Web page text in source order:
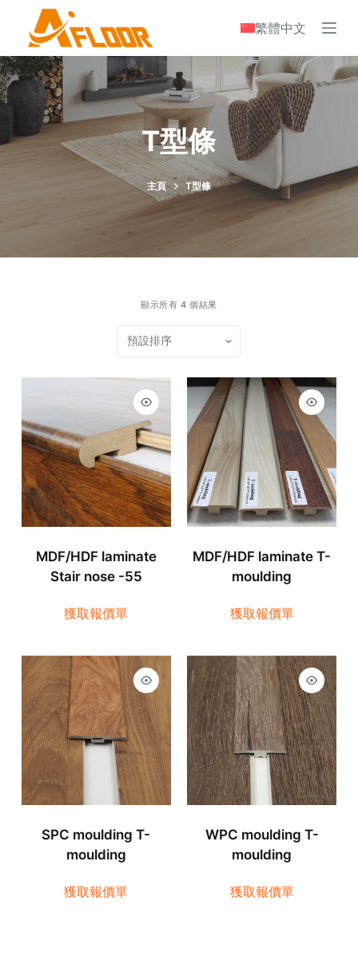
i
p
c
繁體中文
T型條
主頁 T型條
顯示所有 4 個結果
MDF/HDF laminate
Stair nose -55
獲取報價單
MDF/HDF laminate T-
moulding
獲取報價單
SPC moulding T-
moulding
獲取報價單
WPC moulding T-
moulding
獲取報價單